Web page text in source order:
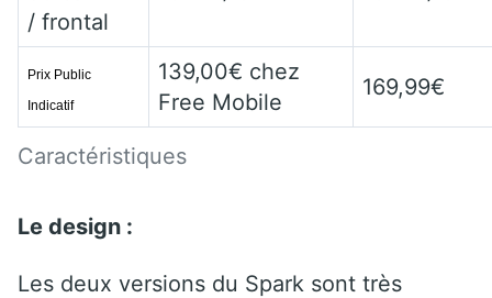
Caractéristiques
/ frontal
Prix Public
Indicatif
139,00€ chez
Free Mobile
169,99€
Le design :
Les deux versions du Spark sont très